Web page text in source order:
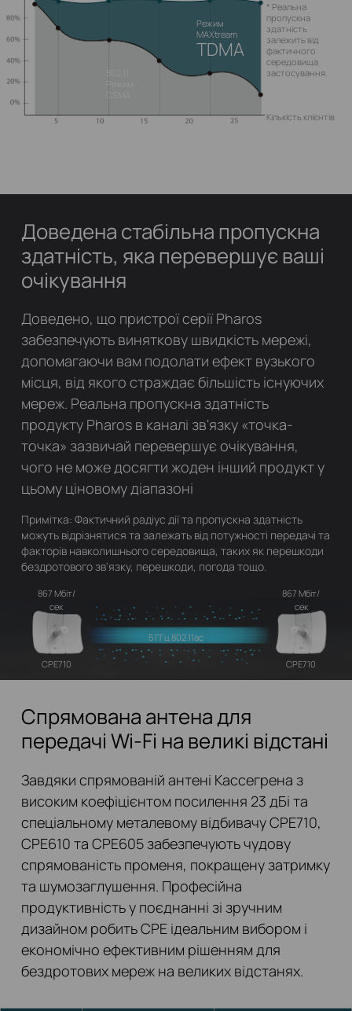
* Реальна
пропускна
здатність
залежить від
фактичного
середовища
застосування.
Кількість клієнтів
802.11
Режим
MAXtream
TDMA
Доведена стабільна пропускна
здатність, яка перевершує ваші
очікування
Доведено, що пристрої серії Pharos
забезпечують виняткову швидкість мережі,
допомагаючи вам подолати ефект вузького
місця, від якого страждає більшість існуючих
мереж. Реальна пропускна здатність
продукту Pharos в каналі зв'язку «точка-
точка» зазвичай перевершує очікування,
чого не може досягти жоден інший продукт у
цьому ціновому діапазоні
Примітка: Фактичний радіус дії та пропускна здатність
можуть відрізнятися та залежать від потужності передачі та
факторів навколишнього середовища, таких як перешкоди
бездротового зв'язку, перешкоди, погода тощо.
867 Мбіт/
сек
867 Мбіт/
сек
CPE710 CPE710
5 ГГц 802.11ac
Спрямована антена для
передачі Wi-Fi на великі відстані
Завдяки спрямованій антені Кассегрена з
високим коефіцієнтом посилення 23 дБі та
спеціальному металевому відбивачу CPE710,
CPE610 та CPE605 забезпечують чудову
спрямованість променя, покращену затримку
та шумозаглушення. Професійна
продуктивність у поєднанні зі зручним
дизайном робить CPE ідеальним вибором і
економічно ефективним рішенням для
бездротових мереж на великих відстанях.